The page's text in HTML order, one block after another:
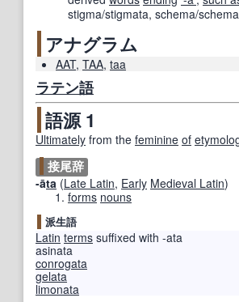
stigma/stigmata, schema/
アナグラム
AAT, TAA, taa
ラテン語
語源 1
Ultimately from the feminine of
接尾辞
-āta (Late Latin, Early Medieval Latin)
forms nouns
派生語
Latin terms suffixed with -ata
asinata
conrogata
gelata
limonata